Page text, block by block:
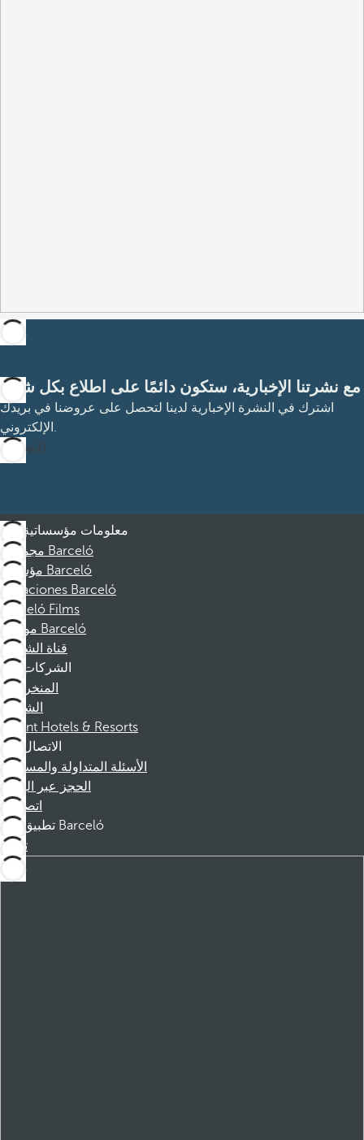
مع نشرتنا الإخبارية، ستكون دائمًا على اطلاع بكل شيء
اشترك في النشرة الإخبارية لدينا لتحصل على عروضنا في بريدك
الإلكتروني.
الاشتراك
معلومات مؤسساتية
مجموعة Barceló
مؤسسة Barceló
Vacaciones Barceló
Barceló Films
موظفو Barceló
قناة الشكوى
الشركات
المنخرطين
الشركاء
Dorint Hotels & Resorts
الاتصال
الأسئلة المتداولة والمساعدة
الحجز عبر الهاتف
اتصل بنا
تطبيق Barceló
تنزيل